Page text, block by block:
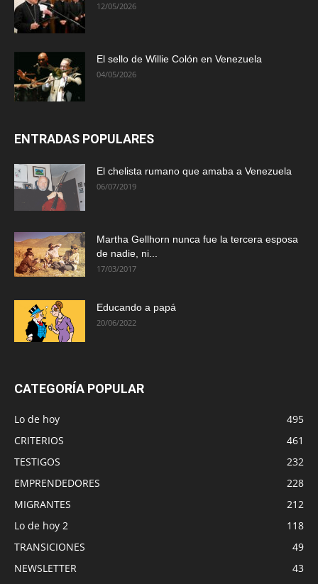
12/05/2026
El sello de Willie Colón en Venezuela
04/05/2026
ENTRADAS POPULARES
El chelista rumano que amaba a Venezuela
06/07/2019
Martha Gellhorn nunca fue la tercera esposa
de nadie, ni...
17/03/2017
Educando a papá
20/06/2022
CATEGORÍA POPULAR
Lo de hoy
495
CRITERIOS
461
TESTIGOS
232
EMPRENDEDORES
228
MIGRANTES
212
Lo de hoy 2
118
TRANSICIONES
49
NEWSLETTER
43